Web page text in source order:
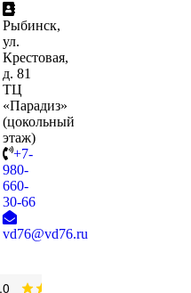
Рыбинск,
ул.
Крестовая,
д. 81
ТЦ
«Парадиз»
(цокольный
этаж)
+7-
980-
660-
30-66
vd76@vd76.ru